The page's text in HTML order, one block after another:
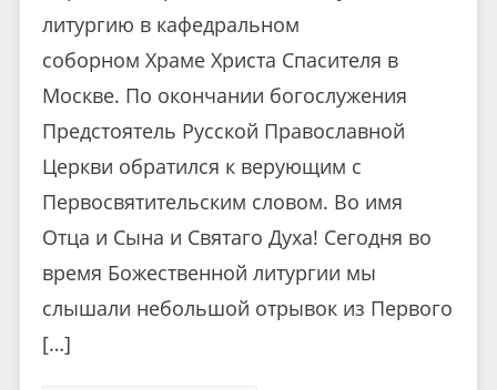
литургию в кафедральном
соборном Храме Христа Спасителя в
Москве. По окончании богослужения
Предстоятель Русской Православной
Церкви обратился к верующим с
Первосвятительским словом. Во имя
Отца и Сына и Святаго Духа! Сегодня во
время Божественной литургии мы
слышали небольшой отрывок из Первого
[…]